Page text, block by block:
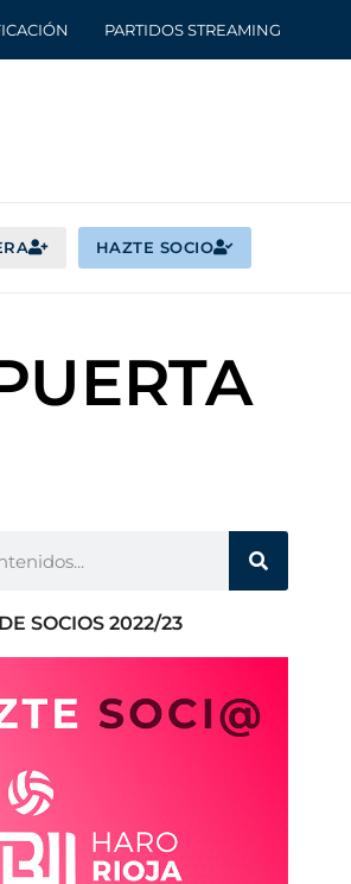
PARTIDOS STREAMING
HAZTE SOCIO
SOCIOS 2022/23